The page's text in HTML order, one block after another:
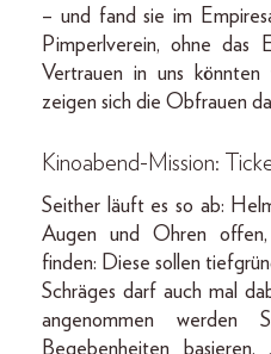
– und fand sie im
Pimperlverein, ohne das
Vertrauen in uns könnten
zeigen sich die Obfrauen
Kinoabend-Mission:
Seither läuft es so ab:
Augen und Ohren
finden: Diese sollen
Schräges darf auch mal
angenommen werden
Begebenheiten